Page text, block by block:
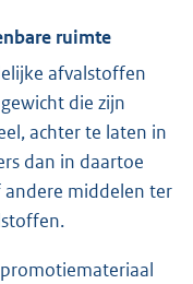
ruimte
afvalstoffen
die zijn
achter te laten in
dan in daartoe
middelen ter